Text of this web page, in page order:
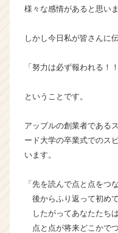
イ
ア
ャ
e
e
a
r
e
様々な感情があると思いま
しかし今日私が皆さんに
「努力は必ず報われる！！
ということです。
アップルの創業者である
ード大学の卒業式でのス
います。
「先を読んで点と点をつ
後からふり返って初めて
したがってあなたたちは
点と点が将来どこかで